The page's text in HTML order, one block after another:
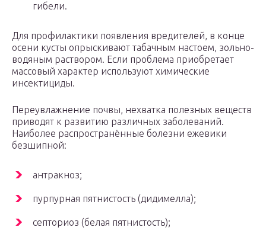
гибели.
Для профилактики появления вредителей, в конце
осени кусты опрыскивают табачным настоем, зольно-
водяным раствором. Если проблема приобретает
массовый характер используют химические
инсектициды.
Переувлажнение почвы, нехватка полезных веществ
приводят к развитию различных заболеваний.
Наиболее распространённые болезни ежевики
безшипной:
антракноз;
пурпурная пятнистость (дидимелла);
септориоз (белая пятнистость);